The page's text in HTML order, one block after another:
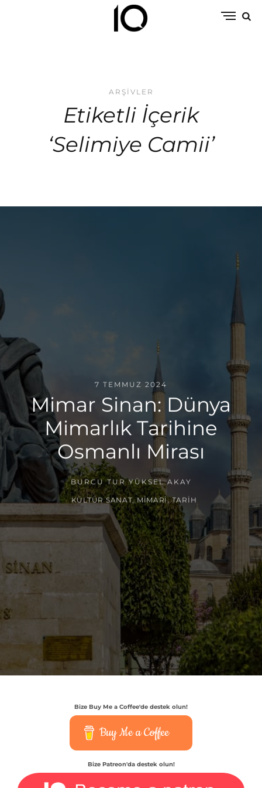
ARŞIVLER
Etiketli İçerik
‘Selimiye Camii’
7 TEMMUZ 2024
Mimar Sinan: Dünya
Mimarlık Tarihine
Osmanlı Mirası
BURCU TUR YÜKSEL AKAY
KÜLTÜR SANAT,MIMARI,TARIH
Bize Buy Me a Coffee'de destek olun!
Buy Me a Coffee
Bize Patreon'da destek olun!